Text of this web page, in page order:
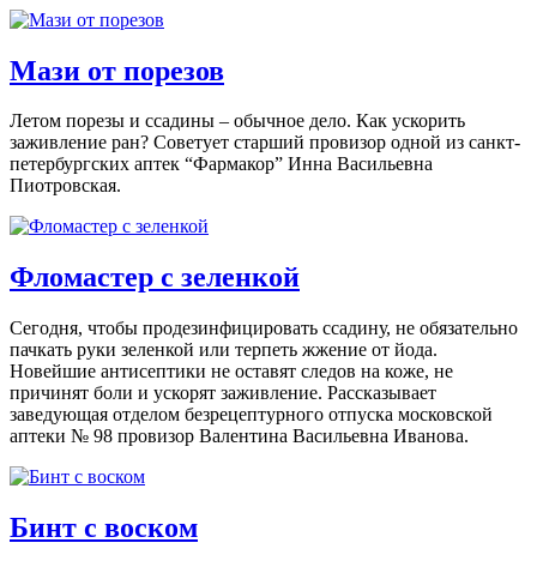
Мази от порезов
Летом порезы и ссадины – обычное дело. Как ускорить
заживление ран? Советует старший провизор одной из санкт-
петербургских аптек “Фармакор” Инна Васильевна
Пиотровская.
Фломастер с зеленкой
Сегодня, чтобы продезинфицировать ссадину, не обязательно
пачкать руки зеленкой или терпеть жжение от йода.
Новейшие антисептики не оставят следов на коже, не
причинят боли и ускорят заживление. Рассказывает
заведующая отделом безрецептурного отпуска московской
аптеки № 98 провизор Валентина Васильевна Иванова.
Бинт с воском